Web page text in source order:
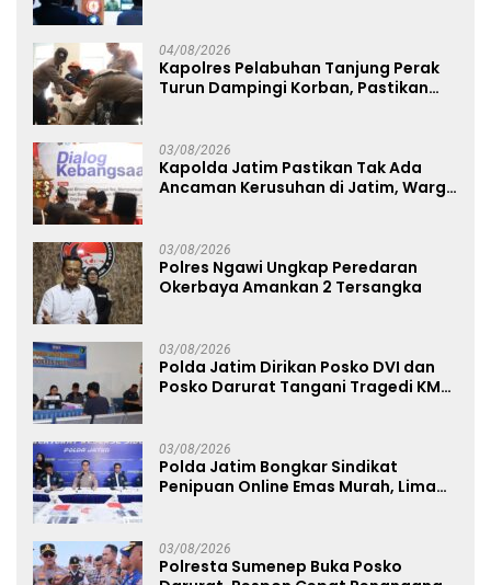
04/08/2026
Kapolres Pelabuhan Tanjung Perak
Turun Dampingi Korban, Pastikan
03/08/2026
Kapolda Jatim Pastikan Tak Ada
Ancaman Kerusuhan di Jatim, Warga
03/08/2026
Polres Ngawi Ungkap Peredaran
Okerbaya Amankan 2 Tersangka
03/08/2026
Polda Jatim Dirikan Posko DVI dan
Posko Darurat Tangani Tragedi KMP
03/08/2026
Polda Jatim Bongkar Sindikat
Penipuan Online Emas Murah, Lima
03/08/2026
Polresta Sumenep Buka Posko